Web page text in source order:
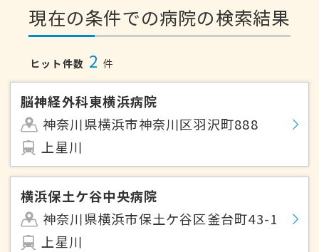
現在の条件での病院の検索結果
ヒット件数 2 件
脳神経外科東横浜病院
神奈川県横浜市神奈川区羽沢町888
上星川
横浜保土ケ谷中央病院
神奈川県横浜市保土ケ谷区釜台町43-1
上星川